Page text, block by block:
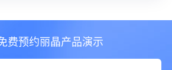
费预约丽晶产品演示